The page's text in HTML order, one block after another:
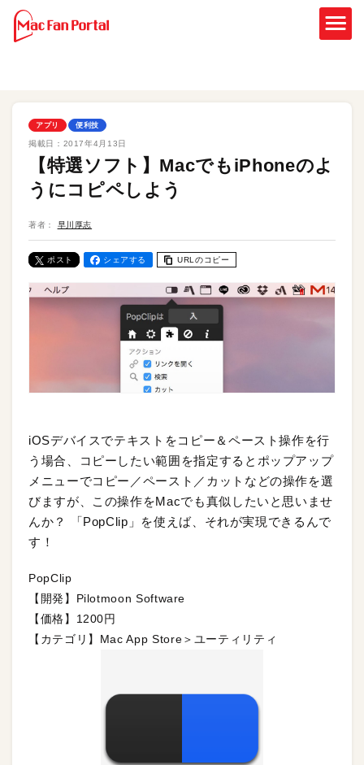
アプリ 便利技
掲載日： 2017年4月13日
【特選ソフト】MacでもiPhoneのよ
うにコピペしよう
著者： 早川厚志
ポスト シェアする URLのコピー
iOSデバイスでテキストをコピー＆ペースト操作を行
う場合、コピーしたい範囲を指定するとポップアップ
メニューでコピー／ペースト／カットなどの操作を選
びますが、この操作をMacでも真似したいと思いませ
んか？ 「PopClip」を使えば、それが実現できるんで
す！
PopClip
【開発】Pilotmoon Software
【価格】1200円
【カテゴリ】Mac App Store＞ユーティリティ